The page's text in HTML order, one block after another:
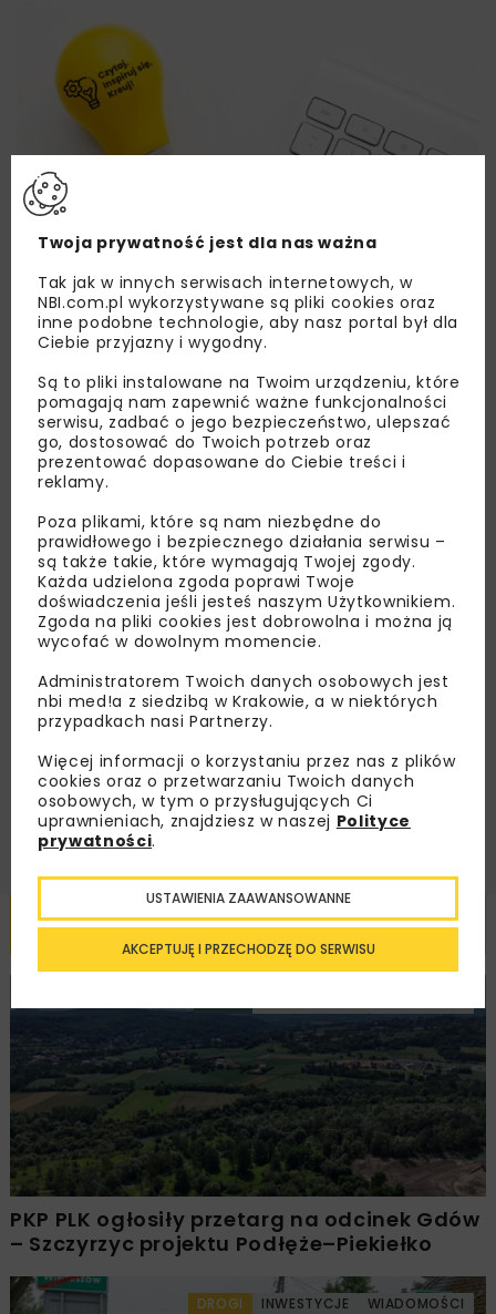
Lubisz wiedzieć więcej?
nas najlepsze informacje branżowe,
zaproszenia na wydarzenia, atrakcyjne oferty i
dedykowane akcje specjalne.
Zapoznałam/em się zPolityką Prywatnościi
Regulaminem oraz wyrażam zgodę na otrzymywanie na
podany przeze mnie adres e-mail korespondencji
handlowej w postaci newslettera.
ZAPISZ MNIE
Powiązane artykuły
PKP PLK ogłosiły przetarg na odcinek Gdów
– Szczyrzyc projektu Podłęże–Piekiełko
DROGI INWESTYCJE WIADOMOŚCI
Twoja prywatność jest dla nas ważna
Tak jak w innych serwisach internetowych, w
NBI.com.pl wykorzystywane są pliki cookies oraz
inne podobne technologie, aby nasz portal był dla
Ciebie przyjazny i wygodny.
Są to pliki instalowane na Twoim urządzeniu, które
pomagają nam zapewnić ważne funkcjonalności
serwisu, zadbać o jego bezpieczeństwo, ulepszać
go, dostosować do Twoich potrzeb oraz
prezentować dopasowane do Ciebie treści i
reklamy.
Poza plikami, które są nam niezbędne do
prawidłowego i bezpiecznego działania serwisu –
są także takie, które wymagają Twojej zgody.
Każda udzielona zgoda poprawi Twoje
doświadczenia jeśli jesteś naszym Użytkownikiem.
Zgoda na pliki cookies jest dobrowolna i można ją
wycofać w dowolnym momencie.
Administratorem Twoich danych osobowych jest
nbi med!a z siedzibą w Krakowie, a w niektórych
przypadkach nasi Partnerzy.
Więcej informacji o korzystaniu przez nas z plików
cookies oraz o przetwarzaniu Twoich danych
osobowych, w tym o przysługujących Ci
uprawnieniach, znajdziesz w naszej Polityce
prywatności.
AKCEPTUJĘ I PRZECHODZĘ DO SERWISU
USTAWIENIA ZAAWANSOWANNE